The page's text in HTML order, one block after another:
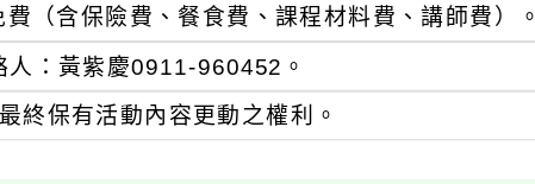
（含保險費、餐食費、課程材料費、講師費）。
人：黃紫慶0911-960452。
終保有活動內容更動之權利。